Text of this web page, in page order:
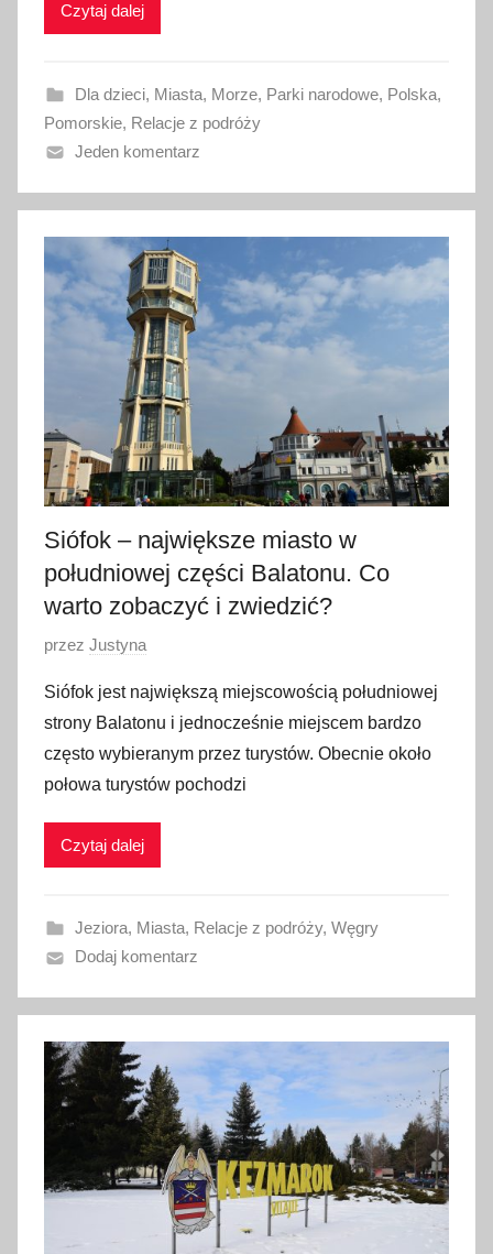
w
n
o
3
p
a
ź
d
n
i
k
0
1
8
Czytaj dalej
Dla dzieci, Miasta, Morze, Parki narodowe, Polska,
Pomorskie, Relacje z podróży
Jeden komentarz
Siófok – największe miasto w
południowej części Balatonu. Co
warto zobaczyć i zwiedzić?
O
u
b
l
i
w
n
o
1
s
n
przez Justyna
Siófok jest największą miejscowością południowej
strony Balatonu i jednocześnie miejscem bardzo
często wybieranym przez turystów. Obecnie około
połowa turystów pochodzi
Czytaj dalej
Jeziora, Miasta, Relacje z podróży, Węgry
Dodaj komentarz